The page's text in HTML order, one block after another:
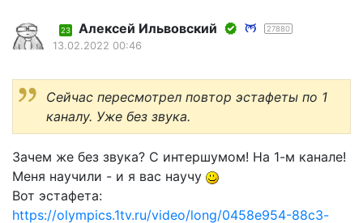
23 Алексей Ильвовский 27880
13.02.2022 00:46
Сейчас пересмотрел повтор эстафеты по 1
каналу. Уже без звука.
Зачем же без звука? С интершумом! На 1-м канале!
Меня научили - и я вас научу
Вот эстафета:
https://olympics.1tv.ru/video/long/0458e954-88c3-